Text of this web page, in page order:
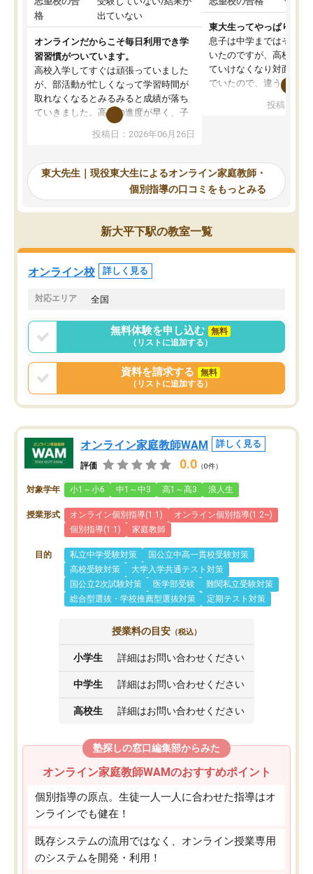
格
出ていない
オンラインだからこそ毎日利用でき学
習習慣がついています。
高校入学してすぐは頑張っていました
が、部活動が忙しくなって学習時間が
取れなくなるとみるみると成績が落ち
ていきました。高校の進度が早く、子
供も家に帰って勉強の話すると嫌な反
応を示します。東大先生にお願いして
れるので、親としても安心です。毎日
使える自習室とかもあり、わからない
ところがあれば先生が回答してくれる
のも重宝しています。
投稿日：2026年06月26日
東大生ってやっぱりすご
息子は中学まではそこそ
いたのですが、高校に入
ていけなくなり対面の塾
でいたので、違うアプロ
で、当初は模試でD判定
自習室が毎日使えていつ
るのが心強かったよう
謝です。
投稿日：
東大先生｜現役東大生によるオンライン家庭教師・
個別指導の口コミをもっとみる
新大平下駅の教室一覧
オンライン校 詳しく見る
対応エリア 全国
無料体験を申し込む
無料
（リストに追加する）
資料を請求する
無料
（リストに追加する）
オンライン家庭教師WAM 詳しく見る
評価 0.0 （0件）
対象学年 小1～小6 中1～中3 高1～高3 浪人生
授業形式 オンライン個別指導(1:1)
オンライン個別指導(1:2~)
個別指導(1:1)
家庭教師
目的 私立中学受験対策
国公立中高一貫校受験対策
高校受験対策
大学入学共通テスト対策
国公立2次試験対策
医学部受験
難関私立受験対策
総合型選抜・学校推薦型選抜対策
定期テスト対策
授業料の目安 （税込）
小学生 詳細はお問い合わせください
中学生 詳細はお問い合わせください
高校生 詳細はお問い合わせください
塾探しの窓口編集部からみた
オンライン家庭教師WAMのおすすめポイント
個別指導の原点。生徒一人一人に合わせた指導はオ
ンラインでも健在！
既存システムの流用ではなく、オンライン授業専用
のシステムを開発・利用！